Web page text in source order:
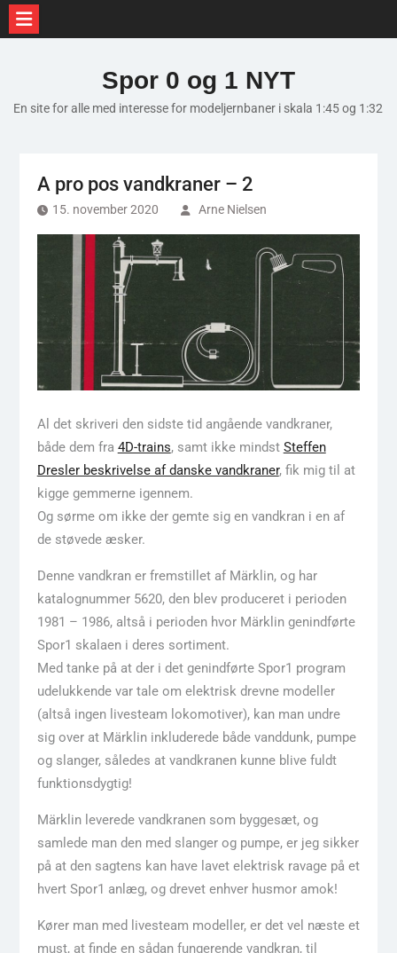
Spor 0 og 1 NYT
En site for alle med interesse for modeljernbaner i skala 1:45 og 1:32
A pro pos vandkraner – 2
15. november 2020 Arne Nielsen
Al det skriveri den sidste tid angående vandkraner,
både dem fra 4D-trains, samt ikke mindst Steffen
Dresler beskrivelse af danske vandkraner, fik mig til at
kigge gemmerne igennem.
Og sørme om ikke der gemte sig en vandkran i en af
de støvede æsker.
Denne vandkran er fremstillet af Märklin, og har
katalognummer 5620, den blev produceret i perioden
1981 – 1986, altså i perioden hvor Märklin genindførte
Spor1 skalaen i deres sortiment.
Med tanke på at der i det genindførte Spor1 program
udelukkende var tale om elektrisk drevne modeller
(altså ingen livesteam lokomotiver), kan man undre
sig over at Märklin inkluderede både vanddunk, pumpe
og slanger, således at vandkranen kunne blive fuldt
funktionsdygtig!
Märklin leverede vandkranen som byggesæt, og
samlede man den med slanger og pumpe, er jeg sikker
på at den sagtens kan have lavet elektrisk ravage på et
hvert Spor1 anlæg, og drevet enhver husmor amok!
Kører man med livesteam modeller, er det vel næste et
must, at finde en sådan fungerende vandkran, til